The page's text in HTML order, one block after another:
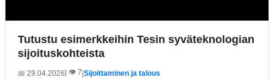
Tutustu esimerkkeihin Tesin syväteknologian
sijoituskohteista
📅 29.04.2026 | 👁️ 7|Sijoittaminen ja talous